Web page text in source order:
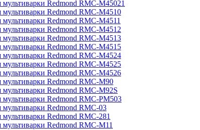
мультиварки Redmond RMC-M45021
мультиварки Redmond RMC-M4510
мультиварки Redmond RMC-M4511
мультиварки Redmond RMC-M4512
мультиварки Redmond RMC-M4513
мультиварки Redmond RMC-M4515
мультиварки Redmond RMC-M4524
мультиварки Redmond RMC-M4525
мультиварки Redmond RMC-M4526
мультиварки Redmond RMC-M90
мультиварки Redmond RMC-M92S
мультиварки Redmond RMC-PM503
мультиварки Redmond RMC-03
мультиварки Redmond RMC-281
мультиварки Redmond RMC-M11